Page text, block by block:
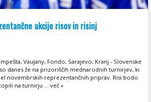
akcije risov in risinj
Vaujany, Fondo, Sarajevo, Kranj - Slovenske
danes že na prizoriščih mednarodnih turnirjev, ki
novembrskih reprezentančnih priprav. Risi bodo
na turnirju ... več »